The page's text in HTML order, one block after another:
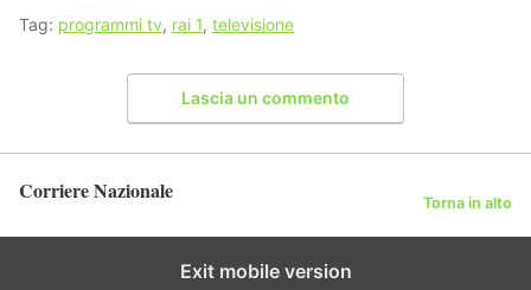
Tag: programmi tv, rai 1, televisione
Lascia un commento
Corriere Nazionale Torna in alto
Exit mobile version